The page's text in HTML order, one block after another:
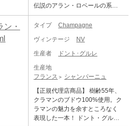
グは創設者ヨーゼフ・クリュッ
グの夢を絶えず引き継ぐ新たな
「エディション」を造り続ける
います。 ＜ご注意＞ ※転売は固
くお断りいたします。転売が発
をキャンセルさせていただくこ
とがございます。 ※本商品に
は、化粧箱は付属しておりませ
ん。
ルタン・マニピュランの雄エグ
培と新樽発酵を行うその独特な
造りで、アンボネイを中心とし
た味わいのシャンパーニュを生
み出し、世界的に高い評価を受
けています。 特にミレジメは近
る注目のキュヴェ。瓶熟成期間
も非常に長く、約100カ月間行わ
れます。2016年は完熟した洋梨
やマーマレードを思わせるアロ
成されています。そのため同じ
はありません。ぜひ、この機会
インをお試しください。 『海底
で1年間熟成させた自然派シャン
パーニュ』 1681年にドンペリニ
ョン僧がシャンパーニュ造りを
始めたと言われる修道院のある
の1級畑の手摘みで収穫されたシ
ャルドネのみから造られるブラ
ン・ド・ブラン。芳醇でエレガ
ントな香味と繊細な泡立ちが楽
してロドルフ・ペテルス氏がド
メーヌを引き継ぎました。1970
年生まれのロドルフ氏は、著名
な醸造家ジャック・ペテルス氏
(ヴーヴ・クリコの元醸造長)を叔
父に持ち、とても恵まれた環境
のコンサルタントも手掛けるな
ど、メニルを代表するシャンパ
ーニュの醸造家としての地位を
確立しています。 「キュヴェ・
ド・レゼルヴ ブラン・ド・ブラ
ン グラン・クリュ」は、ル・メ
アに畑を購入、一方で母方のグ
していた1haずつを合わせての2h
aの規模で当初はスタートした
在は2012年からワイン造りに携
わっているアドリアンが二代目
として指揮を執っている。彼は2
リーを引き継ぎ、情熱を持った
職人気質の友人たちとの交流を
通してノウハウを学び、独学で
自分のやり方を見つけていっ
伝説のアラン・ロベールの系譜
を継ぐRM！ アンドレ・ロベール
は、シャルドネの銘醸地ル・メ
シャンパーニュを造り続けてい
るレコルタン・マニピュランで
あるアンドレ・ロベールが畑を
相続したことでワイナリーが始
まります。パーカー5つ星生産者
「アラン・ロベール」とは親戚
関係であり、現在のオーナーで
あるクレールは、アラン・ロベ
・
タイプ
Champagne
ヴィンテージ
NV
生産者
ドント･グルレ
生産地
フランス
シャンパーニュ
【正規代理店商品】 樹齢55年、
クラマンのブドウ100%使用。ク
ラマンの魅力を余すところなく
表現した一本！ ドント・グルレ